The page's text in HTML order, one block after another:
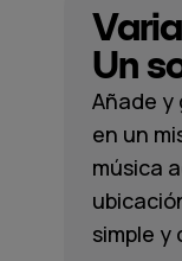
Un
Añade y
en un
música
simple y